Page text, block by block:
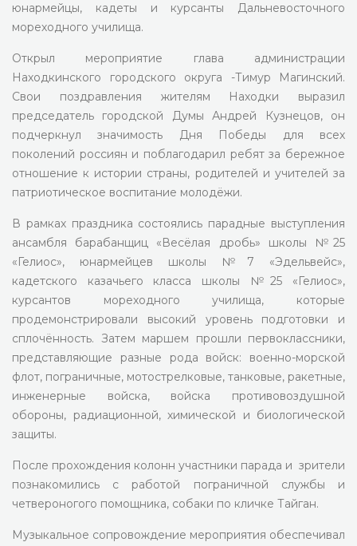
юнармейцы, кадеты и курсанты Дальневосточного
мореходного училища.
Открыл мероприятие глава администрации
Находкинского городского округа -Тимур Магинский.
Свои поздравления жителям Находки выразил
председатель городской Думы Андрей Кузнецов, он
подчеркнул значимость Дня Победы для всех
поколений россиян и поблагодарил ребят за бережное
отношение к истории страны, родителей и учителей за
патриотическое воспитание молодёжи.
В рамках праздника состоялись парадные выступления
ансамбля барабанщиц «Весёлая дробь» школы №25
«Гелиос», юнармейцев школы №7 «Эдельвейс»,
кадетского казачьего класса школы №25 «Гелиос»,
курсантов мореходного училища, которые
продемонстрировали высокий уровень подготовки и
сплочённость. Затем маршем прошли первоклассники,
представляющие разные рода войск: военно-морской
флот, пограничные, мотострелковые, танковые, ракетные,
инженерные войска, войска противовоздушной
обороны, радиационной, химической и биологической
защиты.
После прохождения колонн участники парада и зрители
познакомились с работой пограничной службы и
четвероногого помощника, собаки по кличке Тайган.
Музыкальное сопровождение мероприятия обеспечивал